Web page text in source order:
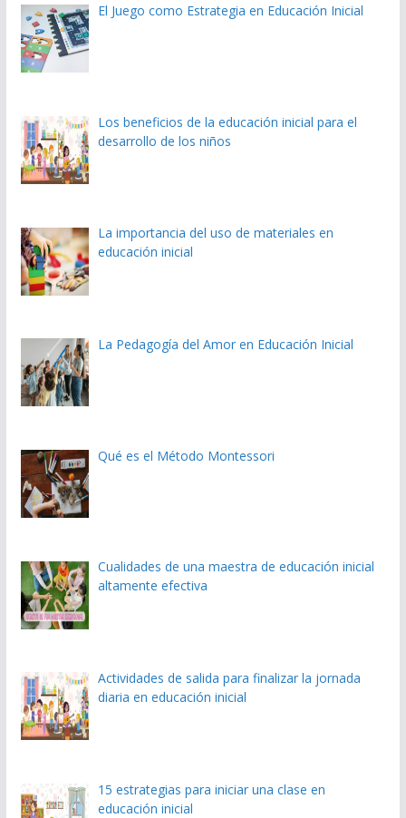
El Juego como Estrategia en Educación Inicial
Los beneficios de la educación inicial para el
desarrollo de los niños
La importancia del uso de materiales en
educación inicial
La Pedagogía del Amor en Educación Inicial
Qué es el Método Montessori
Cualidades de una maestra de educación inicial
altamente efectiva
Actividades de salida para finalizar la jornada
diaria en educación inicial
15 estrategias para iniciar una clase en
educación inicial